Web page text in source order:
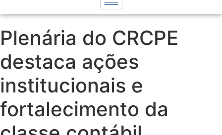
Plenária do CRCPE
destaca ações
institucionais e
fortalecimento da